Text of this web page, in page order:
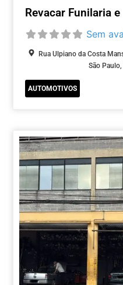
Revacar Funilaria
Sem
Rua Ulpiano da Costa
São
AUTOMOTIVOS